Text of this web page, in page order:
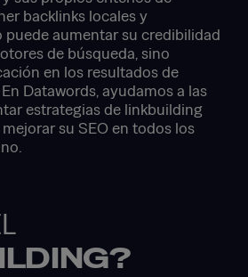
backlinks locales y
puede aumentar su credibilidad
de búsqueda, sino
en los resultados de
Datawords, ayudamos a las
estrategias de linkbuilding
su SEO en todos los